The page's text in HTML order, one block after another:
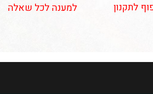
לתקנון
למענה לכל שאלה